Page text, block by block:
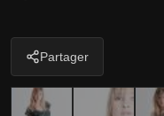
Partager